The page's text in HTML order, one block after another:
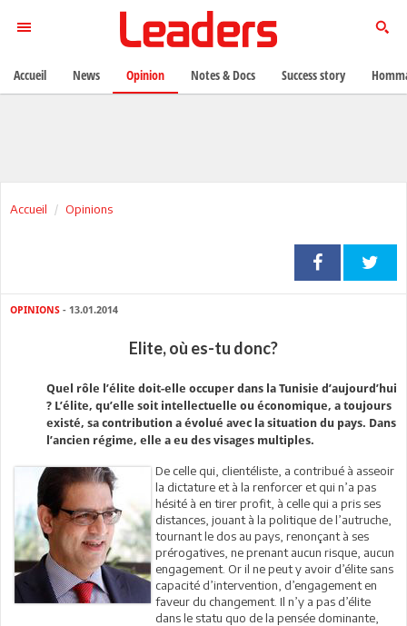
Accueil Opinions
OPINIONS - 13.01.2014
Elite, où es-tu donc?
Quel rôle l’élite doit-elle occuper dans la Tunisie d’aujourd’hui
? L’élite, qu’elle soit intellectuelle ou économique, a toujours
existé, sa contribution a évolué avec la situation du pays. Dans
l’ancien régime, elle a eu des visages multiples.
De celle qui, clientéliste, a contribué à asseoir
la dictature et à la renforcer et qui n’a pas
hésité à en tirer profit, à celle qui a pris ses
distances, jouant à la politique de l’autruche,
tournant le dos au pays, renonçant à ses
prérogatives, ne prenant aucun risque, aucun
engagement. Or il ne peut y avoir d’élite sans
capacité d’intervention, d’engagement en
faveur du changement. Il n’y a pas d’élite
dans le statu quo de la pensée dominante,
Accueil News Opinion Notes & Docs Success story